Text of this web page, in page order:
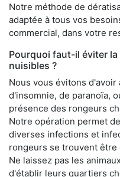
Notre méthode de
adaptée à tous vos
commercial, dans votre
Pourquoi faut-il éviter
nuisibles ?
Nous vous évitons
d'insomnie, de paranoïa,
présence des rongeurs
Notre opération permet
diverses infections et
rongeurs se trouvent être
Ne laissez pas les
d'établir leurs quartiers